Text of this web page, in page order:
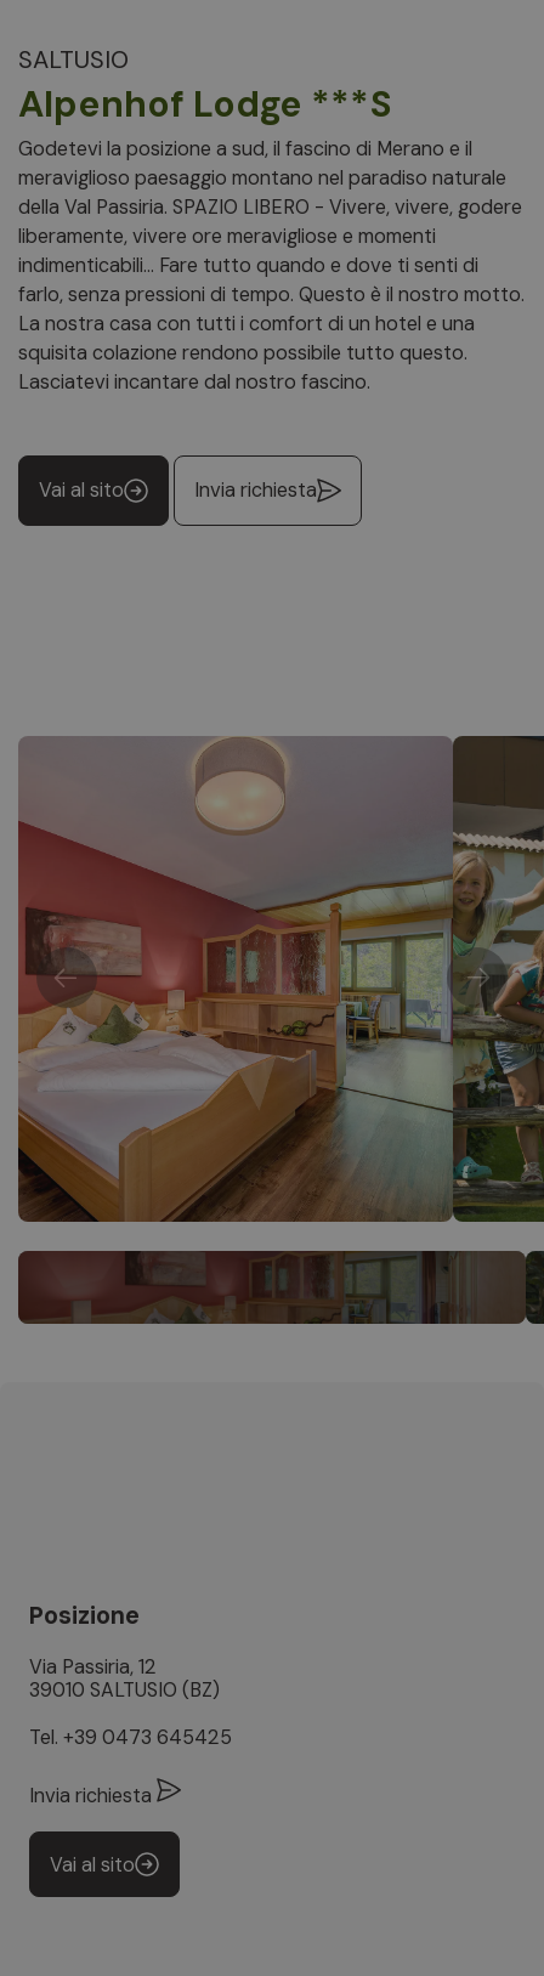
SALTUSIO
Alpenhof Lodge ***S
Godetevi la posizione a sud, il fascino di Merano e il
meraviglioso paesaggio montano nel paradiso naturale
della Val Passiria. SPAZIO LIBERO - Vivere, vivere, godere
liberamente, vivere ore meravigliose e momenti
indimenticabili... Fare tutto quando e dove ti senti di
farlo, senza pressioni di tempo. Questo è il nostro motto.
La nostra casa con tutti i comfort di un hotel e una
squisita colazione rendono possibile tutto questo.
Lasciatevi incantare dal nostro fascino.
Vai al sito Invia richiesta
Posizione
Via Passiria, 12
39010 SALTUSIO (BZ)
Tel. +39 0473 645425
Invia richiesta
Vai al sito